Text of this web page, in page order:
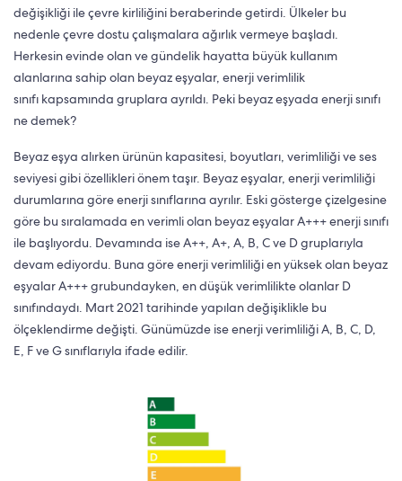
değişikliği ile çevre kirliliğini beraberinde getirdi. Ülkeler bu
nedenle çevre dostu çalışmalara ağırlık vermeye başladı.
Herkesin evinde olan ve gündelik hayatta büyük kullanım
alanlarına sahip olan beyaz eşyalar, enerji verimlilik
sınıfı kapsamında gruplara ayrıldı. Peki beyaz eşyada enerji sınıfı
ne demek?
Beyaz eşya alırken ürünün kapasitesi, boyutları, verimliliği ve ses
seviyesi gibi özellikleri önem taşır. Beyaz eşyalar, enerji verimliliği
durumlarına göre enerji sınıflarına ayrılır. Eski gösterge çizelgesine
göre bu sıralamada en verimli olan beyaz eşyalar A+++ enerji sınıfı
ile başlıyordu. Devamında ise A++, A+, A, B, C ve D gruplarıyla
devam ediyordu. Buna göre enerji verimliliği en yüksek olan beyaz
eşyalar A+++ grubundayken, en düşük verimlilikte olanlar D
sınıfındaydı. Mart 2021 tarihinde yapılan değişiklikle bu
ölçeklendirme değişti. Günümüzde ise enerji verimliliği A, B, C, D,
E, F ve G sınıflarıyla ifade edilir.